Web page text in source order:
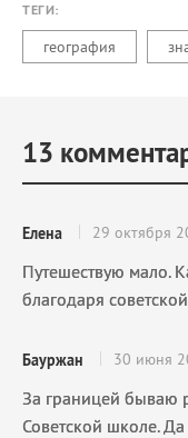
ТЕГИ:
география
13
Елена 29 октября
Путешествую мало.
благодаря
Бауржан 30 июня
За границей бываю
Советской школе.